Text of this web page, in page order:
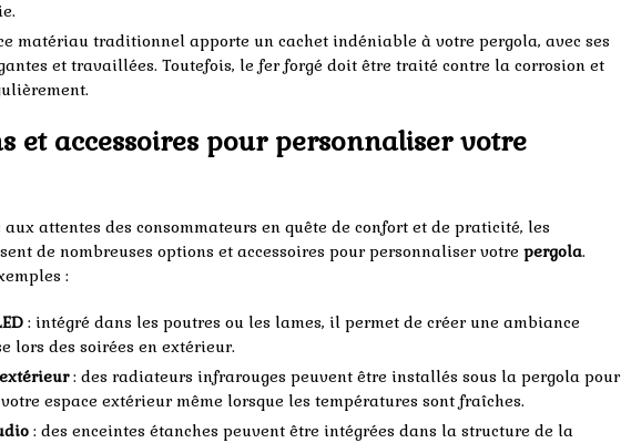
matériau traditionnel apporte un cachet indéniable à votre pergola, avec ses
et travaillées. Toutefois, le fer forgé doit être traité contre la corrosion et
et accessoires pour personnaliser votre
attentes des consommateurs en quête de confort et de praticité, les
de nombreuses options et accessoires pour personnaliser votre pergola.
:
: intégré dans les poutres ou les lames, il permet de créer une ambiance
lors des soirées en extérieur.
: des radiateurs infrarouges peuvent être installés sous la pergola pour
espace extérieur même lorsque les températures sont fraîches.
: des enceintes étanches peuvent être intégrées dans la structure de la